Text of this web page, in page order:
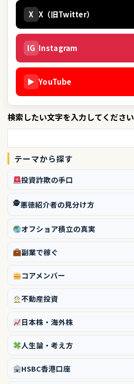
X X（旧Twitter）
IG Instagram
▶ YouTube
検索したい文字を入力してください
テーマから探す
投資詐欺の手口
🕵️悪徳紹介者の見分け方
オフショア積立の真実
副業で稼ぐ
コアメンバー
不動産投資
日本株・海外株
人生論・考え方
HSBC香港口座